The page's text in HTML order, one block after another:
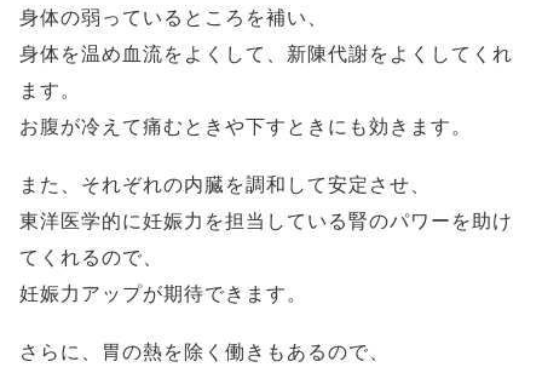
身体の弱っているところを補い、
身体を温め血流をよくして、新陳代謝をよくしてくれ
ます。
お腹が冷えて痛むときや下すときにも効きます。
また、それぞれの内臓を調和して安定させ、
東洋医学的に妊娠力を担当している腎のパワーを助け
てくれるので、
妊娠力アップが期待できます。
さらに、胃の熱を除く働きもあるので、